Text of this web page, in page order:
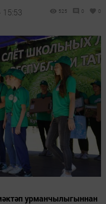
15:53 525 0 0
урманчылыгыннан